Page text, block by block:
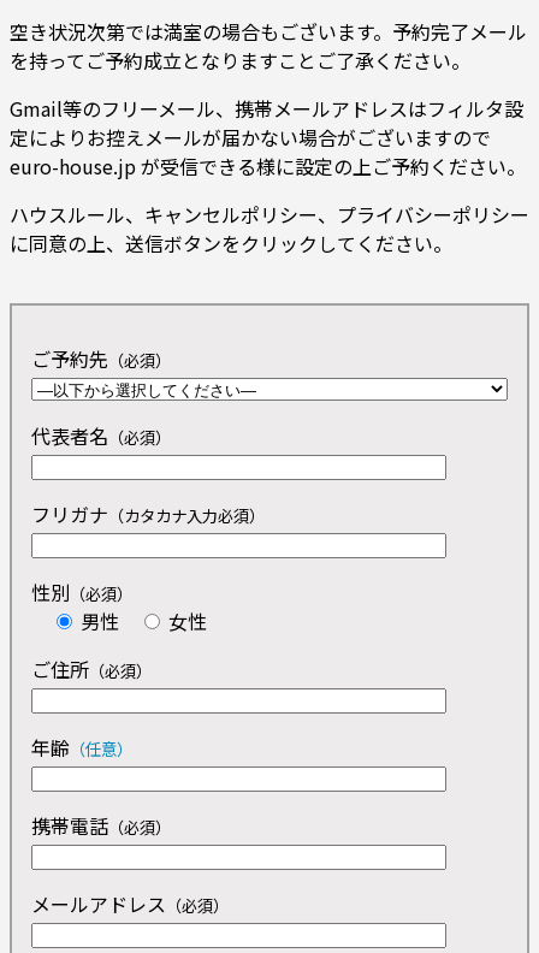
空き状況次第では満室の場合もございます。予約完了メール
を持ってご予約成立となりますことご了承ください。
Gmail等のフリーメール、携帯メールアドレスはフィルタ設
定によりお控えメールが届かない場合がございますので
euro-house.jp が受信できる様に設定の上ご予約ください。
ハウスルール、キャンセルポリシー、プライバシーポリシー
に同意の上、送信ボタンをクリックしてください。
ご予約先 （必須）
代表者名 （必須）
フリガナ （カタカナ入力必須）
性別 （必須）
男性
女性
ご住所 （必須）
年齢 （任意）
携帯電話 （必須）
メールアドレス （必須）